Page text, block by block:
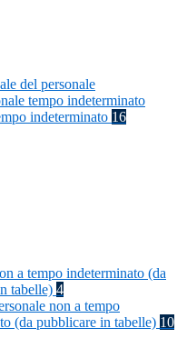
del personale
tempo indeterminato
indeterminato 16
a tempo indeterminato (da
tabelle) 4
non a tempo
(da pubblicare in tabelle) 10